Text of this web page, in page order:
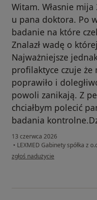
Witam. Własnie
u pana doktora. Po
badanie na które
Znalazł wadę o
Najważniejsze
profilaktyce czuje że
poprawiło i
powoli zanikają. Z
chciałbym polecić
badania
13 czerwca 2026
• LEXMED Gabinety spółka z
w opinii użytkownika Rafał
zgłoś nadużycie